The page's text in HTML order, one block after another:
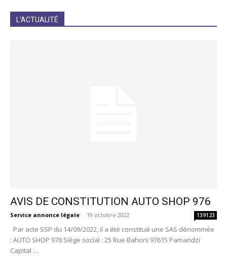
L'ACTUALITÉ
AVIS DE CONSTITUTION AUTO SHOP 976
Service annonce légale - 19 octobre 2022 139123
Par acte SSP du 14/09/2022, il a été constitué une SAS dénommée
: AUTO SHOP 976 Siège social : 25 Rue Bahoni 97615 Pamandzi
Capital :...